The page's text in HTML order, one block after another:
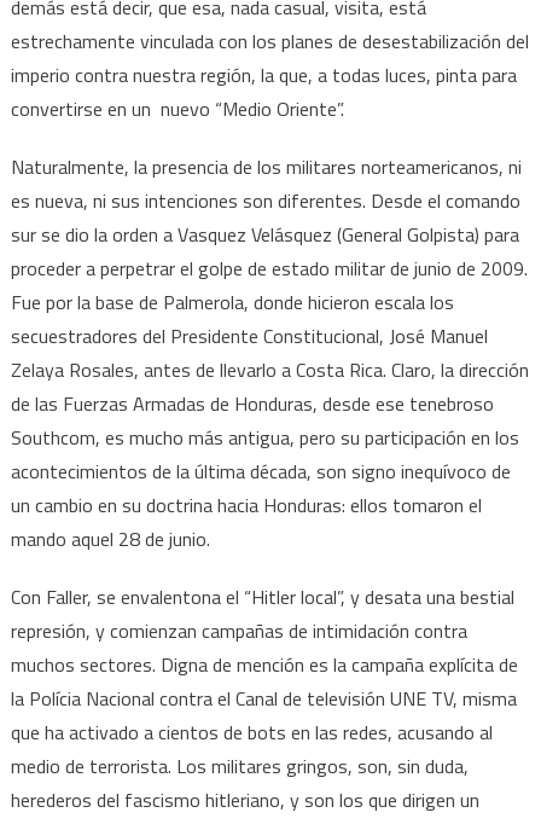
demás está decir, que esa, nada casual, visita, está
estrechamente vinculada con los planes de desestabilización del
imperio contra nuestra región, la que, a todas luces, pinta para
convertirse en un nuevo “Medio Oriente”.
Naturalmente, la presencia de los militares norteamericanos, ni
es nueva, ni sus intenciones son diferentes. Desde el comando
sur se dio la orden a Vasquez Velásquez (General Golpista) para
proceder a perpetrar el golpe de estado militar de junio de 2009.
Fue por la base de Palmerola, donde hicieron escala los
secuestradores del Presidente Constitucional, José Manuel
Zelaya Rosales, antes de llevarlo a Costa Rica. Claro, la dirección
de las Fuerzas Armadas de Honduras, desde ese tenebroso
Southcom, es mucho más antigua, pero su participación en los
acontecimientos de la última década, son signo inequívoco de
un cambio en su doctrina hacia Honduras: ellos tomaron el
mando aquel 28 de junio.
Con Faller, se envalentona el “Hitler local”, y desata una bestial
represión, y comienzan campañas de intimidación contra
muchos sectores. Digna de mención es la campaña explícita de
la Polícia Nacional contra el Canal de televisión UNE TV, misma
que ha activado a cientos de bots en las redes, acusando al
medio de terrorista. Los militares gringos, son, sin duda,
herederos del fascismo hitleriano, y son los que dirigen un